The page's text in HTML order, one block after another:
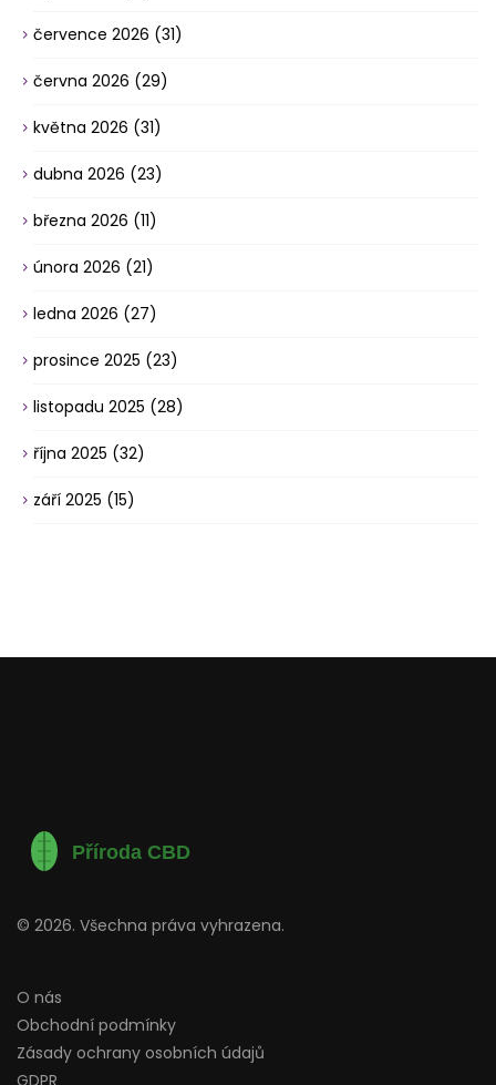
července 2026 (31)
června 2026 (29)
května 2026 (31)
dubna 2026 (23)
března 2026 (11)
února 2026 (21)
ledna 2026 (27)
prosince 2025 (23)
listopadu 2025 (28)
října 2025 (32)
září 2025 (15)
© 2026. Všechna práva vyhrazena.
O nás
Obchodní podmínky
Zásady ochrany osobních údajů
GDPR